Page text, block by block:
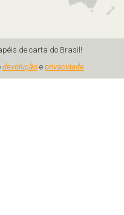
de carta do Brasil!
devoluçãoe privacidade